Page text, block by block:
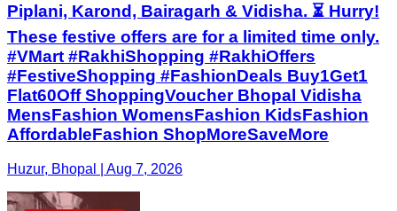
Piplani, Karond, Bairagarh & Vidisha. ⏳ Hurry!
These festive offers are for a limited time only.
#VMart #RakhiShopping #RakhiOffers
#FestiveShopping #FashionDeals Buy1Get1
Flat60Off ShoppingVoucher Bhopal Vidisha
MensFashion WomensFashion KidsFashion
AffordableFashion ShopMoreSaveMore
Huzur, Bhopal | Aug 7, 2026